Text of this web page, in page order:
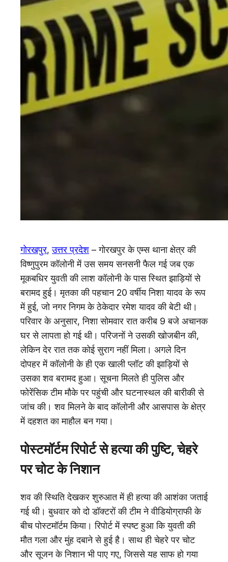
गोरखपुर,उत्तर प्रदेश – गोरखपुर के एम्स थाना क्षेत्र की
विष्णुपुरम कॉलोनी में उस समय सनसनी फैल गई जब एक
मूकबधिर युवती की लाश कॉलोनी के पास स्थित झाड़ियों से
बरामद हुई। मृतका की पहचान 20 वर्षीय निशा यादव के रूप
में हुई, जो नगर निगम के ठेकेदार रमेश यादव की बेटी थी।
परिवार के अनुसार, निशा सोमवार रात करीब 9 बजे अचानक
घर से लापता हो गई थी। परिजनों ने उसकी खोजबीन की,
लेकिन देर रात तक कोई सुराग नहीं मिला। अगले दिन
दोपहर में कॉलोनी के ही एक खाली प्लॉट की झाड़ियों से
उसका शव बरामद हुआ। सूचना मिलते ही पुलिस और
फोरेंसिक टीम मौके पर पहुंची और घटनास्थल की बारीकी से
जांच की। शव मिलने के बाद कॉलोनी और आसपास के क्षेत्र
में दहशत का माहौल बन गया।
पोस्टमॉर्टम रिपोर्ट से हत्या की पुष्टि, चेहरे
पर चोट के निशान
शव की स्थिति देखकर शुरुआत में ही हत्या की आशंका जताई
गई थी। बुधवार को दो डॉक्टरों की टीम ने वीडियोग्राफी के
बीच पोस्टमॉर्टम किया। रिपोर्ट में स्पष्ट हुआ कि युवती की
मौत गला और मुंह दबाने से हुई है। साथ ही चेहरे पर चोट
और सूजन के निशान भी पाए गए, जिससे यह साफ हो गया